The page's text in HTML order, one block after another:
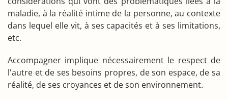
maladie, à la réalité intime de la personne, au contexte
dans lequel elle vit, à ses capacités et à ses limitations,
etc.
Accompagner implique nécessairement le respect de
l'autre et de ses besoins propres, de son espace, de sa
réalité, de ses croyances et de son environnement.